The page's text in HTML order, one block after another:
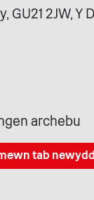
GU21 2JW, Y
archebu
tab